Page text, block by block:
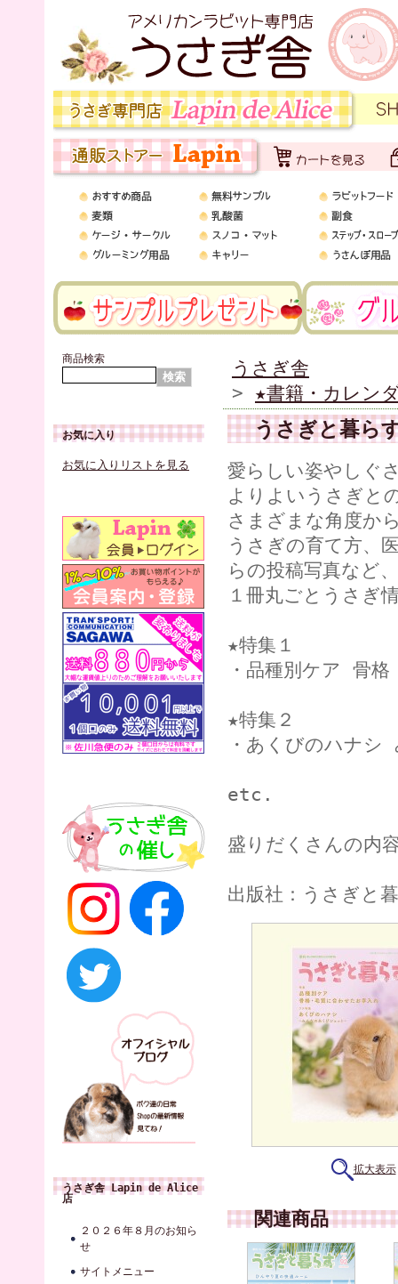
商品検索
お気に入り
お気に入りリストを見る
うさぎ舎 Lapin de Alice
店
２０２６年８月のお知ら
せ
サイトメニュー
うさぎ舎
> ★書籍・カレン
うさぎと暮ら
愛らしい姿やしぐ
よりよいうさぎと
さまざまな角度か
うさぎの育て方、
らの投稿写真など、
１冊丸ごとうさぎ
★特集１
・品種別ケア 骨
★特集２
・あくびのハナシ
etc.
盛りだくさんの内
出版社：うさぎと
拡大表示
関連商品